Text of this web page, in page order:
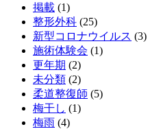
掲載 (1)
整形外科 (25)
新型コロナウイルス (3)
施術体験会 (1)
更年期 (2)
未分類 (2)
柔道整復師 (5)
梅干し (1)
梅雨 (4)